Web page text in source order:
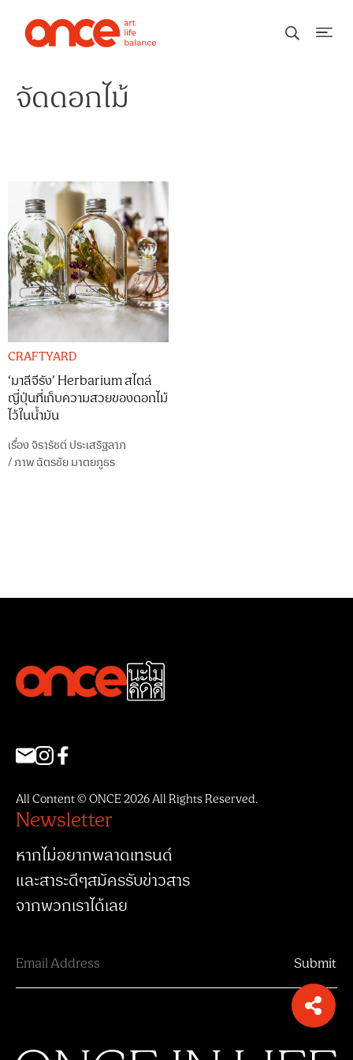
จัดดอกไม้
CRAFTYARD
‘มาลีจีรัง’ Herbarium สไตล์
ญี่ปุ่นที่เก็บความสวยของดอกไม้
ไว้ในน้ำมัน
เรื่องจิรารัชต์ ประเสริฐลาภ
/ภาพฉัตรชัย มาตยภูธร
All Content © ONCE 2026 All Rights Reserved.
Newsletter
หากไม่อยากพลาดเทรนด์
และสาระดีๆสมัครรับข่าวสาร
จากพวกเราได้เลย